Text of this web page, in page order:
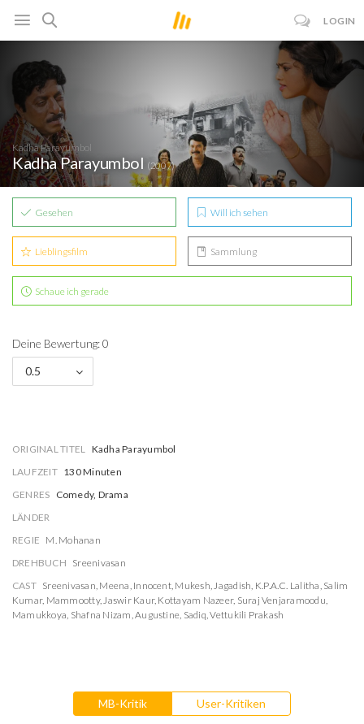
LOGIN
Kadha Parayumbol
Kadha Parayumbol (2007)
Gesehen Will ich sehen
Lieblingsfilm Sammlung
Schaue ich gerade
Deine Bewertung: 0
0.5
ORIGINAL TITEL Kadha Parayumbol
LAUFZEIT 130 Minuten
GENRES Comedy, Drama
LÄNDER
REGIE M. Mohanan
DREHBUCH Sreenivasan
CAST Sreenivasan, Meena, Innocent, Mukesh,Jagadish, K.P.A.C. Lalitha, Salim
Kumar, Mammootty,Jaswir Kaur, Kottayam Nazeer, Suraj Venjaramoodu,
Mamukkoya, Shafna Nizam,Augustine, Sadiq,Vettukili Prakash
MB-Kritik User-Kritiken